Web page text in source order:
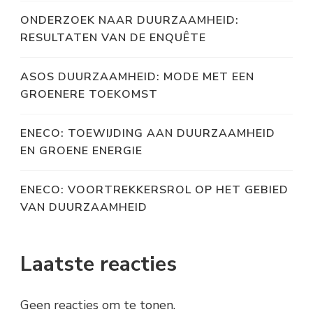
ONDERZOEK NAAR DUURZAAMHEID:
RESULTATEN VAN DE ENQUÊTE
ASOS DUURZAAMHEID: MODE MET EEN
GROENERE TOEKOMST
ENECO: TOEWIJDING AAN DUURZAAMHEID
EN GROENE ENERGIE
ENECO: VOORTREKKERSROL OP HET GEBIED
VAN DUURZAAMHEID
Laatste reacties
Geen reacties om te tonen.